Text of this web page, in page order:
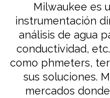
Milwaukee es
instrumentación
análisis de agua
conductividad,
como phmeters,
sus soluciones.
mercados